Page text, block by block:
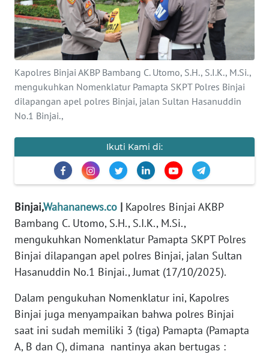
Kapolres Binjai AKBP Bambang C. Utomo, S.H., S.I.K., M.Si.,
mengukuhkan Nomenklatur Pamapta SKPT Polres Binjai
dilapangan apel polres Binjai, jalan Sultan Hasanuddin
No.1 Binjai.,
Ikuti Kami di:
Binjai,Wahananews.co | Kapolres Binjai AKBP
Bambang C. Utomo, S.H., S.I.K., M.Si.,
mengukuhkan Nomenklatur Pamapta SKPT Polres
Binjai dilapangan apel polres Binjai, jalan Sultan
Hasanuddin No.1 Binjai., Jumat (17/10/2025).
Dalam pengukuhan Nomenklatur ini, Kapolres
Binjai juga menyampaikan bahwa polres Binjai
saat ini sudah memiliki 3 (tiga) Pamapta (Pamapta
A, B dan C), dimana nantinya akan bertugas :
IKLAN
TENTANG
KAMI
PEDOMAN
MEDIA
SIBER
REDAKSI
DISCLAIMER
Wahana
News
Regional
SUMUT
WN
JAKARTA